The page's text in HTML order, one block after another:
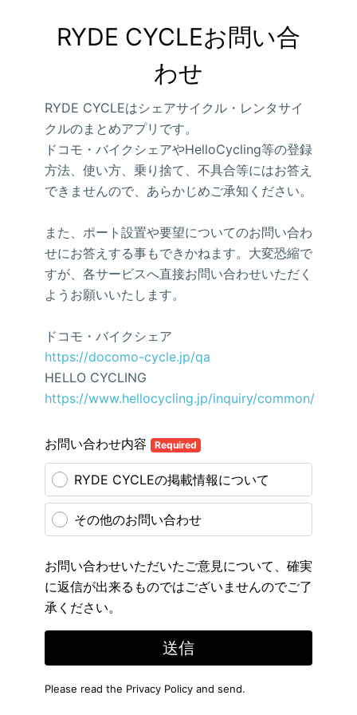
RYDE CYCLEお問い合
わせ
RYDE CYCLEはシェアサイクル・レンタサイ
クルのまとめアプリです。
ドコモ・バイクシェアやHelloCycling等の登録
方法、使い方、乗り捨て、不具合等にはお答え
できませんので、あらかじめご承知ください。
また、ポート設置や要望についてのお問い合わ
せにお答えする事もできかねます。大変恐縮で
すが、各サービスへ直接お問い合わせいただく
ようお願いいたします。
ドコモ・バイクシェア
https://docomo-cycle.jp/qa
HELLO CYCLING
https://www.hellocycling.jp/inquiry/common/
お問い合わせ内容 Required
RYDE CYCLEの掲載情報について
その他のお問い合わせ
お問い合わせいただいたご意見について、確実
に返信が出来るものではございませんのでご了
承ください。
送信
Please read the Privacy Policy and send.